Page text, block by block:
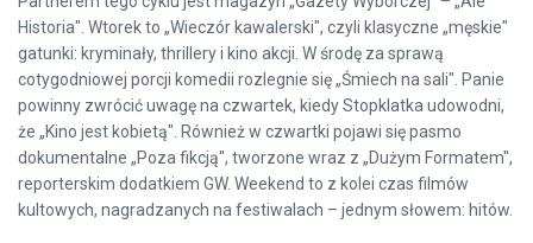
Historia". Wtorek to „Wieczór kawalerski", czyli klasyczne „męskie"
gatunki: kryminały, thrillery i kino akcji. W środę za sprawą
cotygodniowej porcji komedii rozlegnie się „Śmiech na sali". Panie
powinny zwrócić uwagę na czwartek, kiedy Stopklatka udowodni,
że „Kino jest kobietą". Również w czwartki pojawi się pasmo
dokumentalne „Poza fikcją", tworzone wraz z „Dużym Formatem",
reporterskim dodatkiem GW. Weekend to z kolei czas filmów
kultowych, nagradzanych na festiwalach – jednym słowem: hitów.